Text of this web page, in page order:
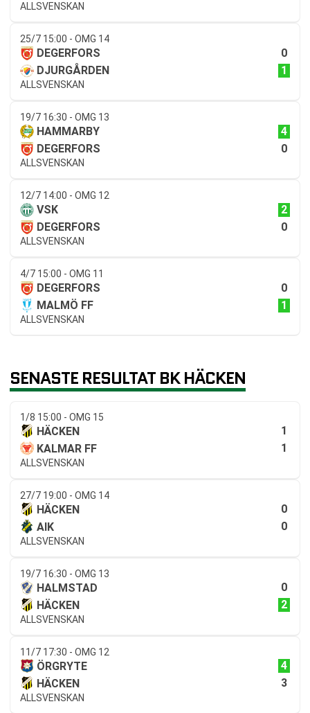
ALLSVENSKAN
25/7 15:00 - OMG 14
DEGERFORS
0
DJURGÅRDEN
1
ALLSVENSKAN
19/7 16:30 - OMG 13
HAMMARBY
4
DEGERFORS
0
ALLSVENSKAN
12/7 14:00 - OMG 12
VSK
2
DEGERFORS
0
ALLSVENSKAN
4/7 15:00 - OMG 11
DEGERFORS
0
MALMÖ FF
1
ALLSVENSKAN
SENASTE RESULTAT BK HÄCKEN
1/8 15:00 - OMG 15
HÄCKEN
1
KALMAR FF
1
ALLSVENSKAN
27/7 19:00 - OMG 14
HÄCKEN
0
AIK
0
ALLSVENSKAN
19/7 16:30 - OMG 13
HALMSTAD
0
HÄCKEN
2
ALLSVENSKAN
11/7 17:30 - OMG 12
ÖRGRYTE
4
HÄCKEN
3
ALLSVENSKAN